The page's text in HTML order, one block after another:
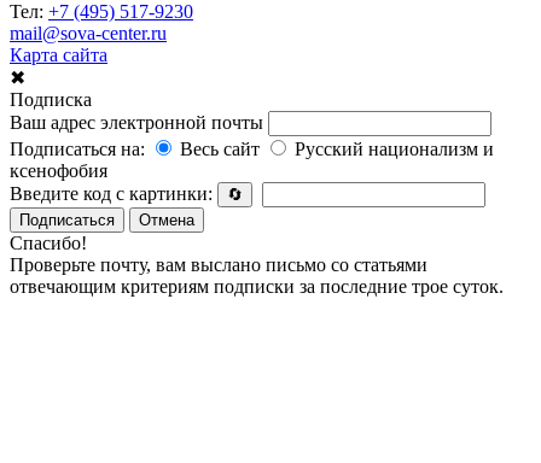
Тел: +7 (495) 517-9230
mail@sova-center.ru
Карта сайта
✖
Подписка
Ваш адрес электронной почты
Подписаться на:
Весь сайт
Русский национализм и
ксенофобия
Введите код с картинки:
🔄
Подписаться
Отмена
Спасибо!
Проверьте почту, вам выслано письмо со статьями
отвечающим критериям подписки за последние трое суток.